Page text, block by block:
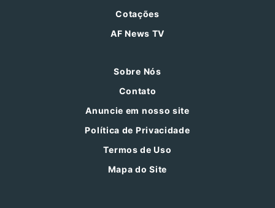
Cotações
AF News TV
Sobre Nós
Contato
Anuncie em nosso site
Política de Privacidade
Termos de Uso
Mapa do Site